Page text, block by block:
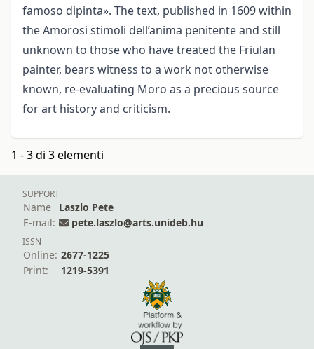
famoso dipinta». The text, published in 1609 within
the Amorosi stimoli dell’anima penitente and still
unknown to those who have treated the Friulan
painter, bears witness to a work not otherwise
known, re-evaluating Moro as a precious source
for art history and criticism.
1 - 3 di 3 elementi
SUPPORT
Name
Laszlo Pete
E-mail:
pete.laszlo@arts.unideb.hu
ISSN
Online: 2677-1225
Print:
1219-5391